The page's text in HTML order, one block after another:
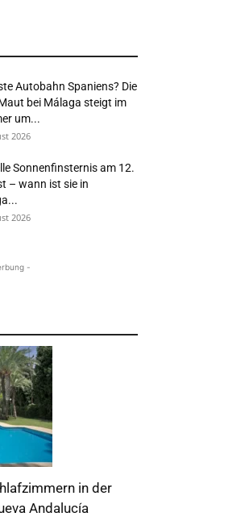
Autobahn Spaniens? Die
bei Málaga steigt im
um...
2026
Sonnenfinsternis am 12.
– wann ist sie in
2026
-
in der
Andalucía